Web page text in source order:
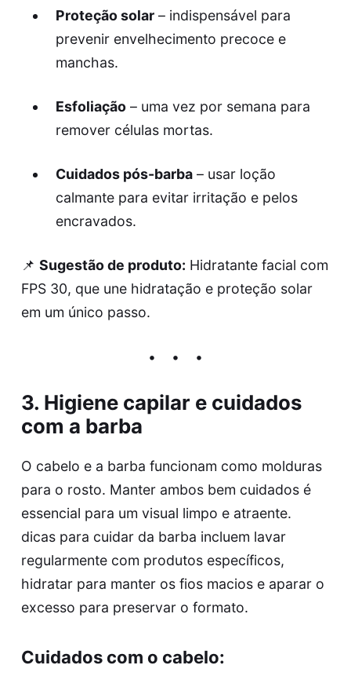
Proteção solar– indispensável para
prevenir envelhecimento precoce e
manchas.
Esfoliação– uma vez por semana para
remover células mortas.
Cuidados pós-barba– usar loção
calmante para evitar irritação e pelos
encravados.
📌 Sugestão de produto: Hidratante facial com
FPS 30, que une hidratação e proteção solar
em um único passo.
3. Higiene capilar e cuidados
com a barba
O cabelo e a barba funcionam como molduras
para o rosto. Manter ambos bem cuidados é
essencial para um visual limpo e atraente.
dicas para cuidar da barba incluem lavar
regularmente com produtos específicos,
hidratar para manter os fios macios e aparar o
excesso para preservar o formato.
Cuidados com o cabelo: